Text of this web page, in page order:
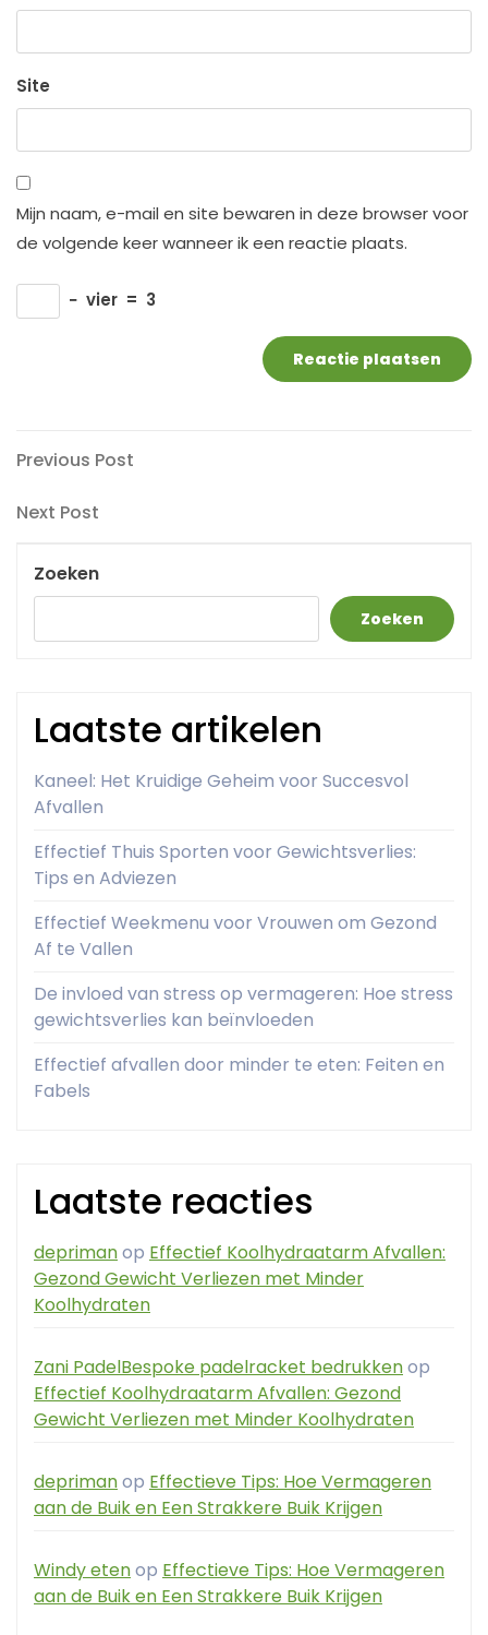
Site
Mijn naam, e-mail en site bewaren in deze browser voor
de volgende keer wanneer ik een reactie plaats.
− vier = 3
Berichtnavigatie
Previous
Previous Post
Next
Next Post
Zoeken
Zoeken
Laatste artikelen
Kaneel: Het Kruidige Geheim voor Succesvol
Afvallen
Effectief Thuis Sporten voor Gewichtsverlies:
Tips en Adviezen
Effectief Weekmenu voor Vrouwen om Gezond
Af te Vallen
De invloed van stress op vermageren: Hoe stress
gewichtsverlies kan beïnvloeden
Effectief afvallen door minder te eten: Feiten en
Fabels
Laatste reacties
deprimanop Effectief Koolhydraatarm Afvallen:
Gezond Gewicht Verliezen met Minder
Koolhydraten
Zani PadelBespoke padelracket bedrukkenop
Effectief Koolhydraatarm Afvallen: Gezond
Gewicht Verliezen met Minder Koolhydraten
deprimanop Effectieve Tips: Hoe Vermageren
aan de Buik en Een Strakkere Buik Krijgen
Windy etenop Effectieve Tips: Hoe Vermageren
aan de Buik en Een Strakkere Buik Krijgen